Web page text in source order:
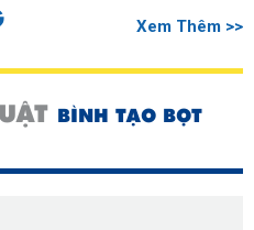
Xem Thêm >>
BÌNH TẠO BỌT